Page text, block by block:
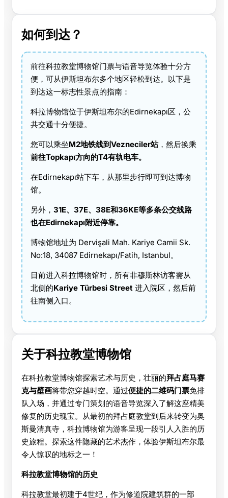
如何到达？
前往科拉教堂博物馆门票与语音导览体验十分方
便，可从伊斯坦布尔多个地区轻松到达。以下是
到达这一标志性景点的指南：
科拉博物馆位于伊斯坦布尔的Edirnekapı区，公
共交通十分便捷。
您可以乘坐M2地铁线到Vezneciler站，然后换乘
前往Topkapı方向的T4有轨电车。
在Edirnekapı站下车，从那里步行即可到达博物
馆。
另外， 31E、37E、38E和36KE等多条公交线路
也在Edirnekapı附近停靠。
博物馆地址为 Dervişali Mah. Kariye Camii Sk.
No:18, 34087 Edirnekapı/Fatih, Istanbul。
目前进入科拉博物馆时，所有非穆斯林访客需从
北侧的Kariye Türbesi Street 进入院区，然后前
往南侧入口。
关于科拉教堂博物馆
在科拉教堂博物馆探索艺术与历史，壮丽的拜占庭马赛
克与壁画将带您穿越时空。通过便捷的二维码门票免排
队入场，并通过专门策划的语音导览深入了解这座精美
修复的历史瑰宝。从最初的拜占庭教堂到后来转变为奥
斯曼清真寺，科拉博物馆为游客呈现一段引人入胜的历
史旅程。探索这件隐藏的艺术杰作，体验伊斯坦布尔最
令人惊叹的地标之一！
科拉教堂博物馆的历史
科拉教堂最初建于4世纪，作为修道院建筑群的一部